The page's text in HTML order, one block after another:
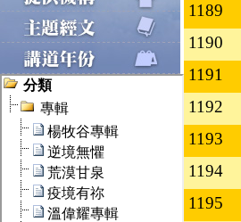
1189
1190
1191
1192
1193
1194
1195